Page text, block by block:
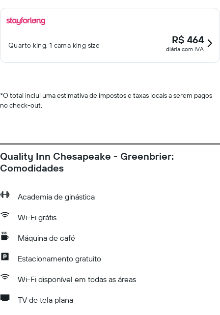
Quarto king, 1 cama king size R$ 464
diária com IVA
*O total inclui uma estimativa de impostos e taxas locais a serem pagos
no check-out.
Quality Inn Chesapeake - Greenbrier:
Comodidades
Academia de ginástica
Wi-Fi grátis
Máquina de café
Estacionamento gratuito
Wi-Fi disponível em todas as áreas
TV de tela plana